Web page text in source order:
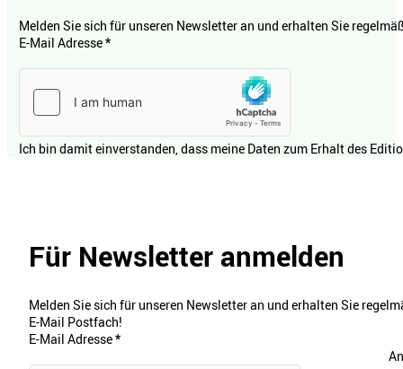
Melden Sie sich für unseren Newsletter an und erhalten Sie
E-Mail Adresse*
Ich bin damit einverstanden, dass meine Daten zum Erhalt des
Für Newsletter anmelden
Melden Sie sich für unseren Newsletter an und erhalten Sie
E-Mail Postfach!
E-Mail Adresse*